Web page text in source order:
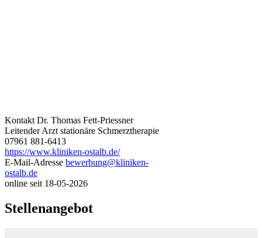
Kontakt Dr. Thomas Fett-Priessner
Leitender Arzt stationäre Schmerztherapie
07961 881-6413
https://www.kliniken-ostalb.de/
E-Mail-Adresse bewerbung@kliniken-
ostalb.de
online seit 18-05-2026
Stellenangebot